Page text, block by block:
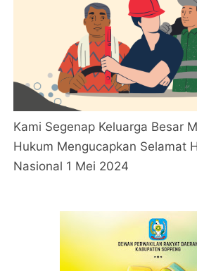
Kami Segenap Keluarga Besar
Hukum Mengucapkan Selamat
Nasional 1 Mei 2024